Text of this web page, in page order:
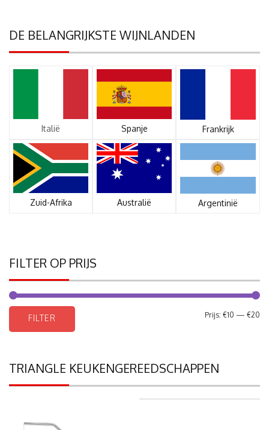
DE BELANGRIJKSTE WIJNLANDEN
Italië Spanje Frankrijk
Zuid-Afrika Australië Argentinië
FILTER OP PRIJS
FILTER Prijs: €10 — €20
TRIANGLE KEUKENGEREEDSCHAPPEN